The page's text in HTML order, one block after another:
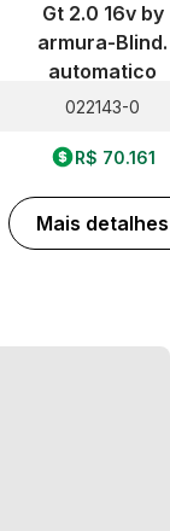
Gt 2.0 16v by
armura-Blind.
automatico
022143-0
R$ 70.161
Mais detalhes